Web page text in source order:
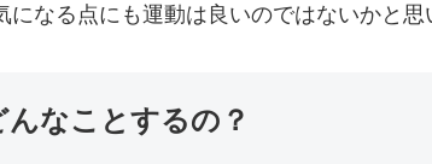
なる点にも運動は良いのではないかと思
なことするの？